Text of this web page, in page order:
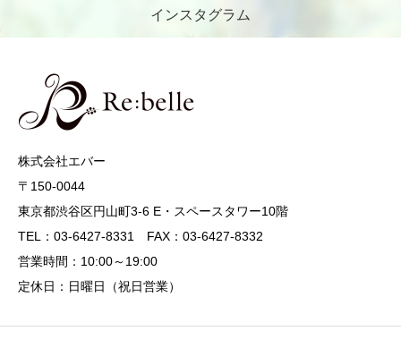
インスタグラム
株式会社エバー
〒150-0044
東京都渋谷区円山町3-6 E・スペースタワー10階
TEL：03-6427-8331 FAX：03-6427-8332
営業時間：10:00～19:00
定休日：日曜日（祝日営業）